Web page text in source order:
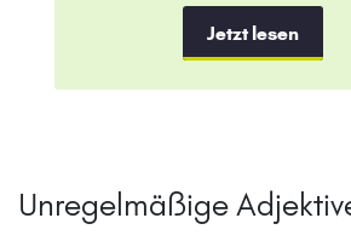
Jetzt lesen
Unregelmäßige